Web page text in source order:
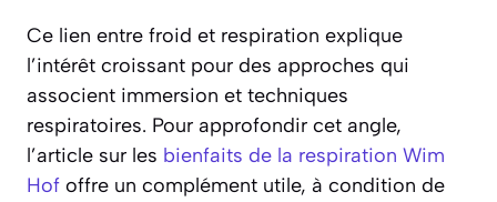
Ce lien entre froid et respiration explique
l’intérêt croissant pour des approches qui
associent immersion et techniques
respiratoires. Pour approfondir cet angle,
l’article sur les bienfaits de la respiration Wim
Hof offre un complément utile, à condition de